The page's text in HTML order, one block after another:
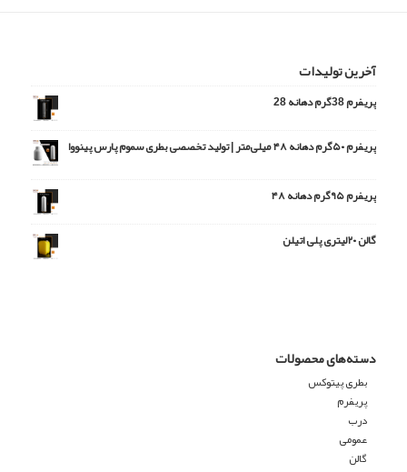
آخرین تولیدات
پریفرم 38گرم دهانه 28
پریفرم ۵۰گرم دهانه ۴۸ میلی‌متر | تولید تخصصی بطری سموم پارس پینووا
پریفرم ۹۵گرم دهانه ۴۸
گالن ۲۰لیتری پلی اتیلن
دسته‌های محصولات
بطری پیتوکس
پریفرم
درب
عمومی
گالن